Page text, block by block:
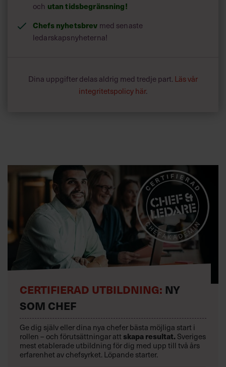
och utan tidsbegränsning!
Chefs nyhetsbrev med senaste
ledarskapsnyheterna!
Dina uppgifter delas aldrig med tredje part. Läs vår
integritetspolicy här.
CERTIFIERAD UTBILDNING: NY
SOM CHEF
Ge dig själv eller dina nya chefer bästa möjliga start i
rollen – och förutsättningar att skapa resultat. Sveriges
mest etablerade utbildning för dig med upp till två års
erfarenhet av chefsyrket. Löpande starter.